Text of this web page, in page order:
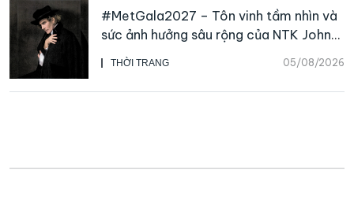
THỜI TRANG 05/08/2026
#MetGala2027 – Tôn vinh tầm nhìn và
sức ảnh hưởng sâu rộng của NTK John
Galliano